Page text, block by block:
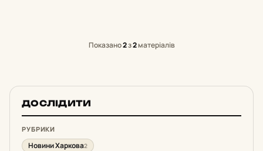
Показано2з2матеріалів
ДОСЛІДИТИ
РУБРИКИ
Новини Харкова2